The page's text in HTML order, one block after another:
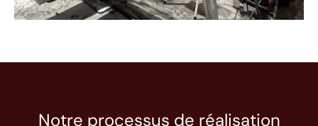
Notre processus de réalisation